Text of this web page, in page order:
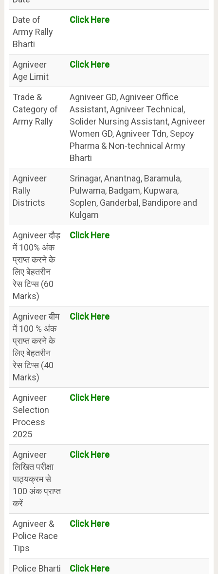
Date of
Army Rally
Bharti
Click Here
Agniveer
Age Limit
Click Here
Trade &
Category of
Army Rally
Agniveer GD, Agniveer Office
Assistant, Agniveer Technical,
Solider Nursing Assistant, Agniveer
Women GD, Agniveer Tdn, Sepoy
Pharma & Non-technical Army
Bharti
Agniveer
Rally
Districts
Srinagar, Anantnag, Baramula,
Pulwama, Badgam, Kupwara,
Soplen, Ganderbal, Bandipore and
Kulgam
Agniveer दौड़
में 100% अंक
प्राप्त करने के
लिए बेहतरीन
रेस टिप्स (60
Marks)
Click Here
Agniveer बीम
में 100 % अंक
प्राप्त करने के
लिए बेहतरीन
रेस टिप्स (40
Marks)
Click Here
Agniveer
Selection
Process
2025
Click Here
Agniveer
लिखित परीक्षा
पाठ्यक्रम से
100 अंक प्राप्त
करें
Click Here
Agniveer &
Police Race
Tips
Click Here
Police Bharti
Click Here